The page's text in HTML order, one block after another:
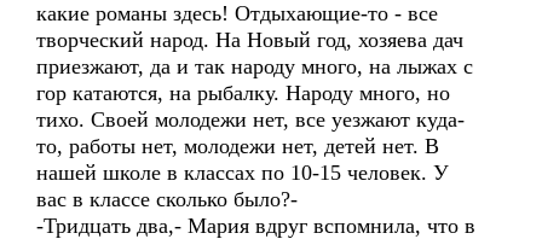
какие романы здесь! Отдыхающие-то - все
творческий народ. На Новый год, хозяева дач
приезжают, да и так народу много, на лыжах с
гор катаются, на рыбалку. Народу много, но
тихо. Своей молодежи нет, все уезжают куда-
то, работы нет, молодежи нет, детей нет. В
нашей школе в классах по 10-15 человек. У
вас в классе сколько было?-
-Тридцать два,- Мария вдруг вспомнила, что в